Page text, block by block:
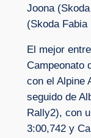
Joona
(Skoda
El mejor
Campeonato
con el Alpine
seguido de
Rally2), con
3:00,742 y